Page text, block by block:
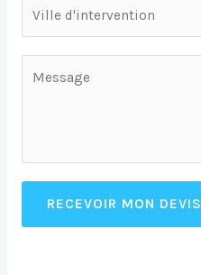
RECEVOIR MON DEVIS